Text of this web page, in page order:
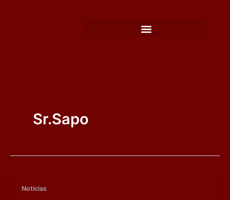
Sr.Sapo
Noticias